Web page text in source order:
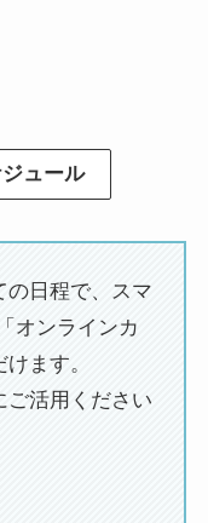
ュール
の日程で、スマ
オンラインカ
ます。
ご活用ください